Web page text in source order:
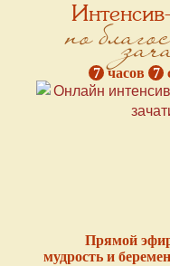
по
7 часов 7
Прямой
мудрость и